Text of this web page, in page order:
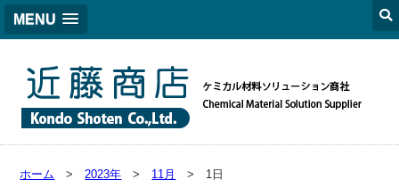
MENU
ホーム > 2023年 > 11月 > 1日